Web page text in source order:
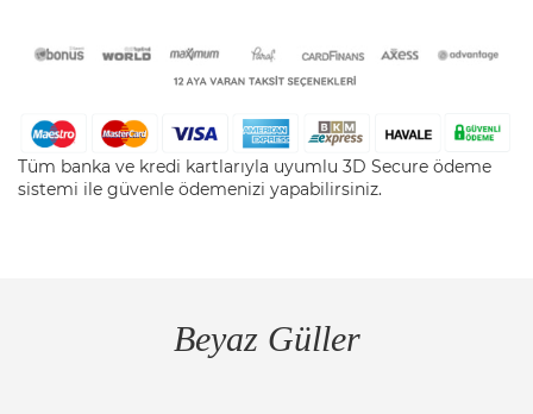
Tüm banka ve kredi kartlarıyla uyumlu 3D Secure ödeme
sistemi ile güvenle ödemenizi yapabilirsiniz.
Beyaz Güller